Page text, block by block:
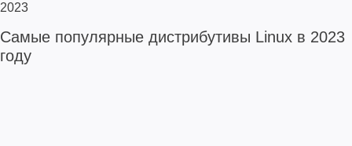
2023
Самые популярные дистрибутивы Linux в 2023
году